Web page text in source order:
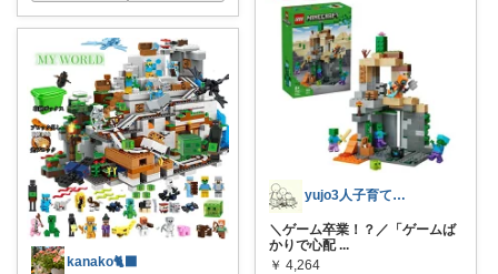
kanako🐈‍⬛
yujo3人子育て@楽々知育,受験＋糖質
＼ゲーム卒業！？／ ​「ゲームば
かりで心配 ...
￥ 4,264